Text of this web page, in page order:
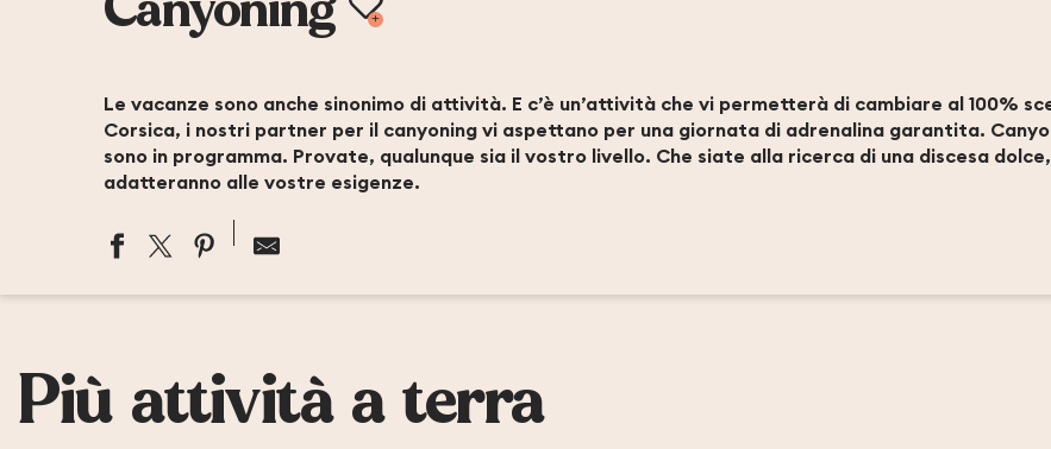
Le vacanze sono anche sinonimo di attività. E c’è un’attività che vi permetterà di cambiare al 100%
Corsica, i nostri partner per il canyoning vi aspettano per una giornata di adrenalina garantita.
sono in programma. Provate, qualunque sia il vostro livello. Che siate alla ricerca di una discesa
adatteranno alle vostre esigenze.
CORSICA MADNESS
XTREM SUD CANYON
Più attività a terra